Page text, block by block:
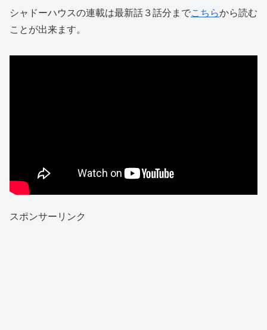
シャドーハウスの連載は最新話３話分までこちらから読む
ことが出来ます。
スポンサーリンク